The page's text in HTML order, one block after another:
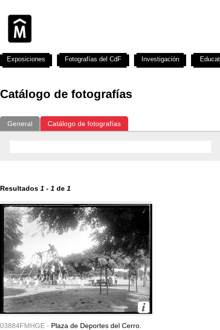
Catálogo de fotografías
General Catálogo de fotografías
Resultados 1 - 1 de 1
03884FMHGE - Plaza de Deportes del Cerro.
Exposiciones Fotografías del CdF Investigación